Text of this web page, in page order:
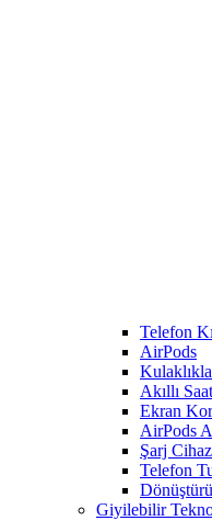
Telefon
AirPods
Akıllı
Ekran
AirPods
Şarj
Telefon
Giyilebilir